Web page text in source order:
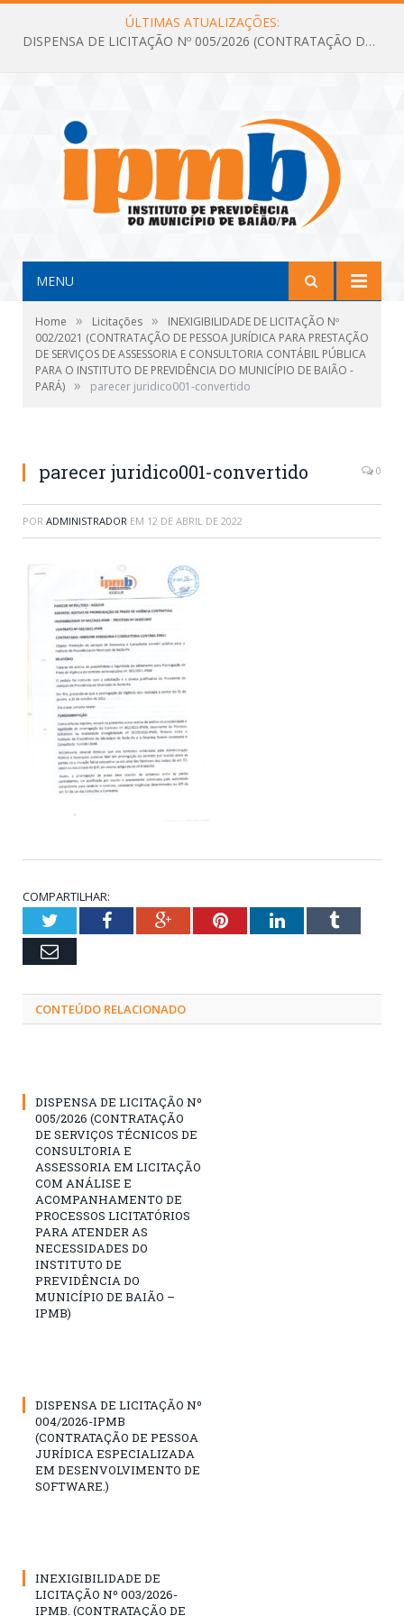
ÚLTIMAS ATUALIZAÇÕES:
DISPENSA DE LICITAÇÃO Nº 005/2026 (CONTRATAÇÃO DE SERVIÇOS TÉCNICOS DE CONSULTORIA E ASSESSORIA EM LICITAÇÃO COM ANÁLISE E ACOMPANHAMENTO DE PROCESSOS LICITATÓRIOS PARA ATENDER AS NECESSIDADES DO INSTITUTO DE PREVIDÊNCIA DO MUNICÍPIO DE BAIÃO – IPMB)
MENU
Home » Licitações »
INEXIGIBILIDADE DE LICITAÇÃO Nº
002/2021 (CONTRATAÇÃO DE PESSOA JURÍDICA PARA PRESTAÇÃO
DE SERVIÇOS DE ASSESSORIA E CONSULTORIA CONTÁBIL PÚBLICA
PARA O INSTITUTO DE PREVIDÊNCIA DO MUNICÍPIO DE BAIÃO -
PARÁ) » parecer juridico001-convertido
parecer juridico001-convertido 0
POR ADMINISTRADOR EM 12 DE ABRIL DE 2022
COMPARTILHAR:
TwitterFacebookGoogle+PinterestLinkedInTumblr
Email
CONTEÚDO RELACIONADO
DISPENSA DE LICITAÇÃO Nº
005/2026 (CONTRATAÇÃO
DE SERVIÇOS TÉCNICOS DE
CONSULTORIA E
ASSESSORIA EM LICITAÇÃO
COM ANÁLISE E
ACOMPANHAMENTO DE
PROCESSOS LICITATÓRIOS
PARA ATENDER AS
NECESSIDADES DO
INSTITUTO DE
PREVIDÊNCIA DO
MUNICÍPIO DE BAIÃO –
IPMB)
DISPENSA DE LICITAÇÃO Nº
004/2026-IPMB
(CONTRATAÇÃO DE PESSOA
JURÍDICA ESPECIALIZADA
EM DESENVOLVIMENTO DE
SOFTWARE.)
INEXIGIBILIDADE DE
LICITAÇÃO Nº 003/2026-
IPMB. (CONTRATAÇÃO DE